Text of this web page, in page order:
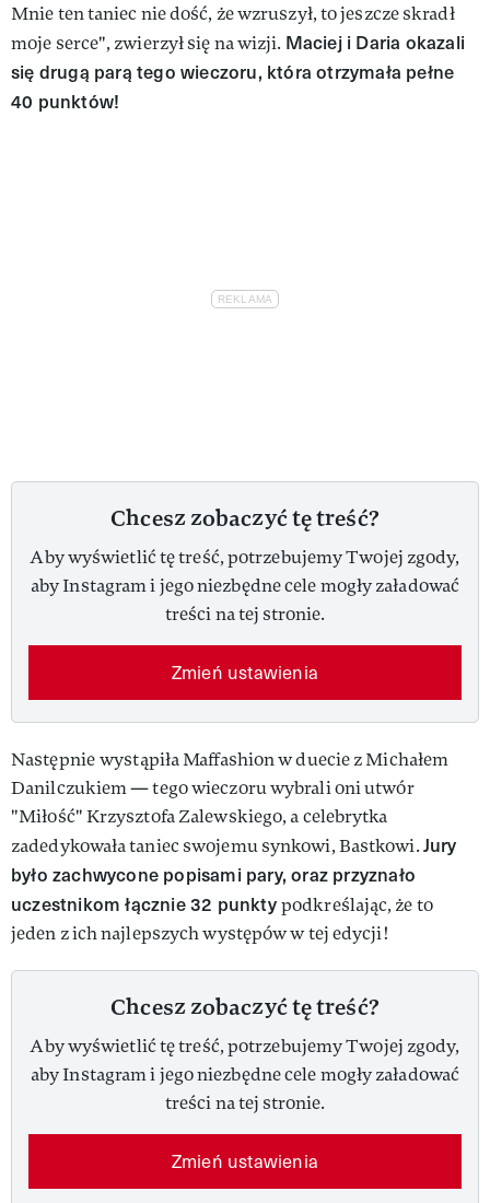
Mnie ten taniec nie dość, że wzruszył, to jeszcze skradł
moje serce", zwierzył się na wizji. Maciej i Daria okazali
się drugą parą tego wieczoru, która otrzymała pełne
40 punktów!
Chcesz zobaczyć tę treść?
Aby wyświetlić tę treść, potrzebujemy Twojej zgody,
aby Instagram i jego niezbędne cele mogły załadować
treści na tej stronie.
Zmień ustawienia
Następnie wystąpiła Maffashion w duecie z Michałem
Danilczukiem — tego wieczoru wybrali oni utwór
"Miłość" Krzysztofa Zalewskiego, a celebrytka
zadedykowała taniec swojemu synkowi, Bastkowi.Jury
było zachwycone popisami pary, oraz przyznało
uczestnikom łącznie 32 punktypodkreślając, że to
jeden z ich najlepszych występów w tej edycji!
Chcesz zobaczyć tę treść?
Aby wyświetlić tę treść, potrzebujemy Twojej zgody,
aby Instagram i jego niezbędne cele mogły załadować
treści na tej stronie.
Zmień ustawienia